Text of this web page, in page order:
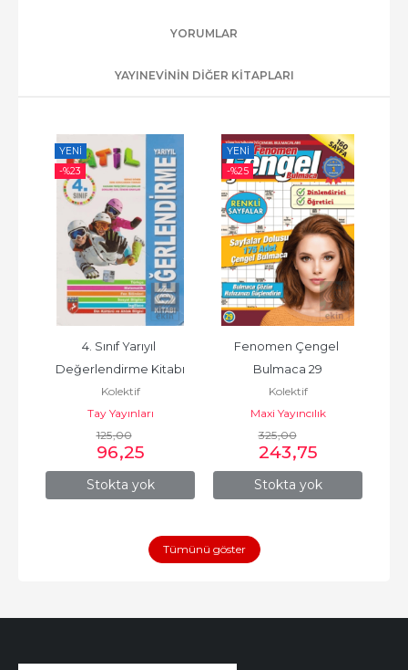
YORUMLAR
YAYINEVININ DIĞER KITAPLARI
YENI
-%23
Stokta yok
4. Sınıf Yarıyıl
Değerlendirme Kitabı
Kolektif
Tay Yayınları
125,00
96,25
YENI
-%25
Stokta yok
Fenomen Çengel
Bulmaca 29
Kolektif
Maxi Yayıncılık
325,00
243,75
Tümünü göster